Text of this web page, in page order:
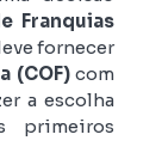
Franquias
fornecer
(COF)com
a escolha
primeiros